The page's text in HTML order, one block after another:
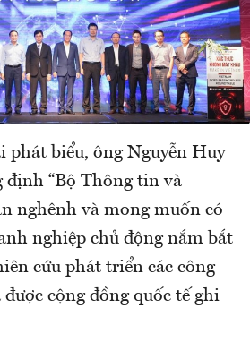
phát biểu, ông Nguyễn Huy
định “Bộ Thông tin và
nghênh và mong muốn có
nghiệp chủ động nắm bắt
cứu phát triển các công
cộng đồng quốc tế ghi